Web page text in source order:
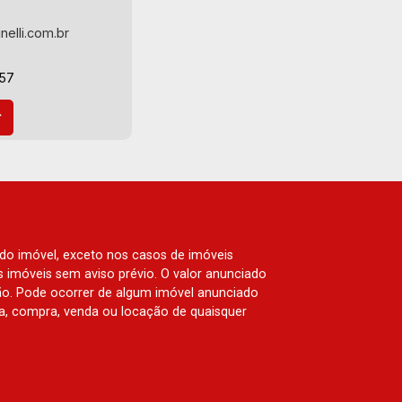
imóvel, exceto nos casos de imóveis
sem aviso prévio. O valor anunciado
Pode ocorrer de algum imóvel anunciado
compra, venda ou locação de quaisquer